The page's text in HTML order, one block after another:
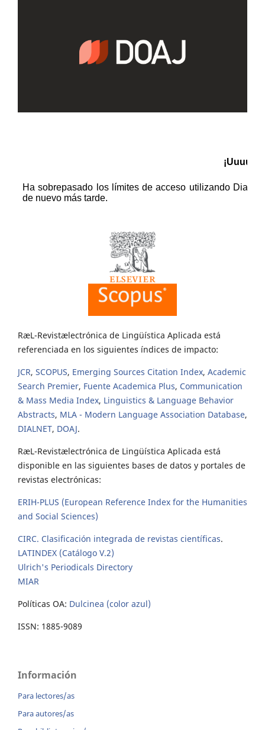
RæL-Revistælectrónica de Lingüística Aplicada está
referenciada en los siguientes índices de impacto:
JCR, SCOPUS, Emerging Sources Citation Index, Academic
Search Premier, Fuente Academica Plus, Communication
& Mass Media Index, Linguistics & Language Behavior
Abstracts, MLA - Modern Language Association Database,
DIALNET, DOAJ.
RæL-Revistælectrónica de Lingüística Aplicada está
disponible en las siguientes bases de datos y portales de
revistas electrónicas:
ERIH-PLUS (European Reference Index for the Humanities
and Social Sciences)
CIRC. Clasificación integrada de revistas científicas.
LATINDEX (Catálogo V.2)
Ulrich's Periodicals Directory
MIAR
Políticas OA: Dulcinea (color azul)
ISSN: 1885-9089
Información
Para lectores/as
Para autores/as